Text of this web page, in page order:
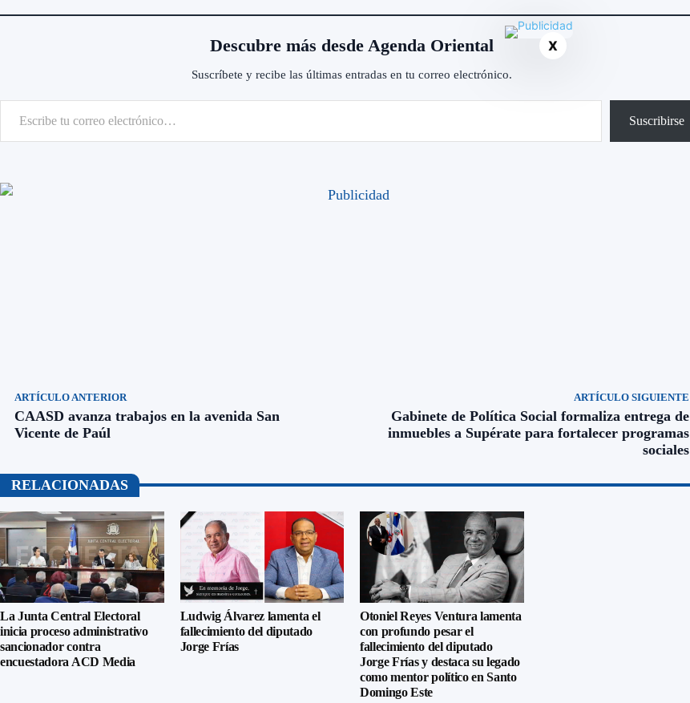
Descubre más desde Agenda Oriental
Suscríbete y recibe las últimas entradas en tu correo electrónico.
Escribe tu correo electrónico…
Suscribirse
ARTÍCULO ANTERIOR
CAASD avanza trabajos en la avenida San
Vicente de Paúl
ARTÍCULO SIGUIENTE
Gabinete de Política Social formaliza entrega de
inmuebles a Supérate para fortalecer programas
sociales
RELACIONADAS
La Junta Central Electoral
inicia proceso administrativo
sancionador contra
encuestadora ACD Media
Ludwig Álvarez lamenta el
fallecimiento del diputado
Jorge Frías
Otoniel Reyes Ventura lamenta
con profundo pesar el
fallecimiento del diputado
Jorge Frías y destaca su legado
como mentor político en Santo
Domingo Este
X